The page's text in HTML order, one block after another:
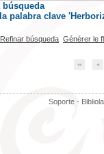
búsqueda
palabra clave
Refinar búsqueda Générer le
Soporte -